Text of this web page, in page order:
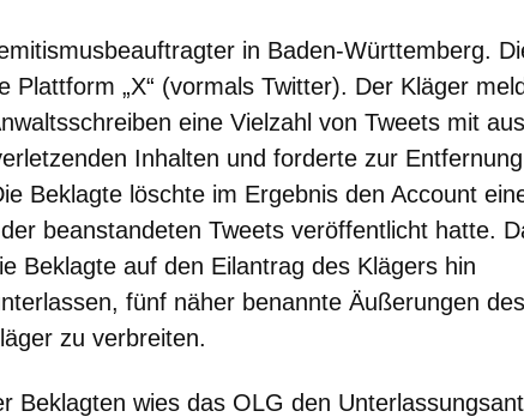
in Baden-Württemberg.
Plattform „X“ (vormals Twitter). Der Kläger
eine Vielzahl von Tweets mit aus
Inhalten und forderte zur
Beklagte löschte im Ergebnis den Account
beanstandeten Tweets veröffentlicht hatte.
Beklagte auf den Eilantrag des Klägers hin
fünf näher benannte Äußerungen des
zu verbreiten.
Beklagten wies das OLG den